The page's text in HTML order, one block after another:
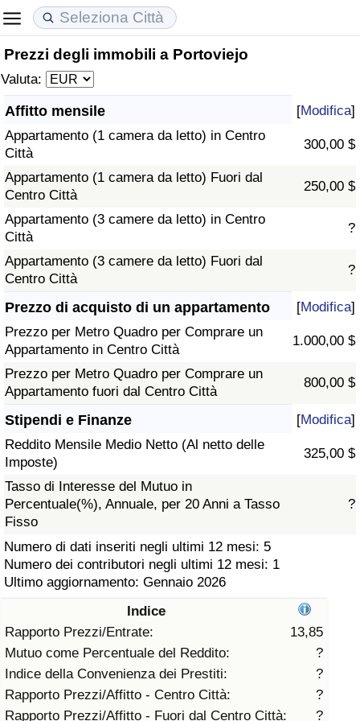
Prezzi degli immobili a Portoviejo
Valuta:
Affitto mensile [Modifica]
Appartamento (1 camera da letto) in Centro
Città
300,00 $
Appartamento (1 camera da letto) Fuori dal
Centro Città
250,00 $
Appartamento (3 camere da letto) in Centro
Città
?
Appartamento (3 camere da letto) Fuori dal
Centro Città
?
Prezzo di acquisto di un appartamento [Modifica]
Prezzo per Metro Quadro per Comprare un
Appartamento in Centro Città
1.000,00 $
Prezzo per Metro Quadro per Comprare un
Appartamento fuori dal Centro Città
800,00 $
Stipendi e Finanze [Modifica]
Reddito Mensile Medio Netto (Al netto delle
Imposte)
325,00 $
Tasso di Interesse del Mutuo in
Percentuale(%), Annuale, per 20 Anni a Tasso
Fisso
?
Numero di dati inseriti negli ultimi 12 mesi: 5
Numero dei contributori negli ultimi 12 mesi: 1
Ultimo aggiornamento: Gennaio 2026
Indice
Rapporto Prezzi/Entrate:
13,85
Mutuo come Percentuale del Reddito:
?
Indice della Convenienza dei Prestiti:
?
Rapporto Prezzi/Affitto - Centro Città:
?
Rapporto Prezzi/Affitto - Fuori dal Centro Città:
?
Costo della vita
Indice Del Costo Della Vita (corrente)
Indice Del Costo Della Vita
Indice del Costo della Vita per Nazione
ad Aqaba
Prezzi degli immobili
Indice del Prezzo delle Case (Corrente)
Indice del Prezzo delle Case
Indice del Prezzo delle Case per Nazione
Qualità della Vita
Indice della Qualità della Vita
Indice della Qualità della Vita (Corrente)
Indice della qualità della vita per Paese
Criminalità
Indice del Tasso di Criminalità (Corrente)
Indice della Criminalità
Indice di criminalità per paese
Assistenza Sanitaria
Indice dell’Assistenza Sanitaria (Corrente)
Indice dell’Assistenza Sanitaria
Indice dell’Assistenza Sanitaria per
Nazione
Inquinamento
Indice dell’Inquinamento (Corrente)
Indice di inquinamento
Indice dell’Inquinamento per Nazione